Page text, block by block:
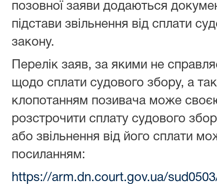
позовної заяви додаються
підстави звільнення від сплати
закону.
Перелік заяв, за якими не
щодо сплати судового збору, а
клопотанням позивача може
розстрочити сплату судового
або звільнення від його сплати
посиланням:
https://arm.dn.court.gov.ua/